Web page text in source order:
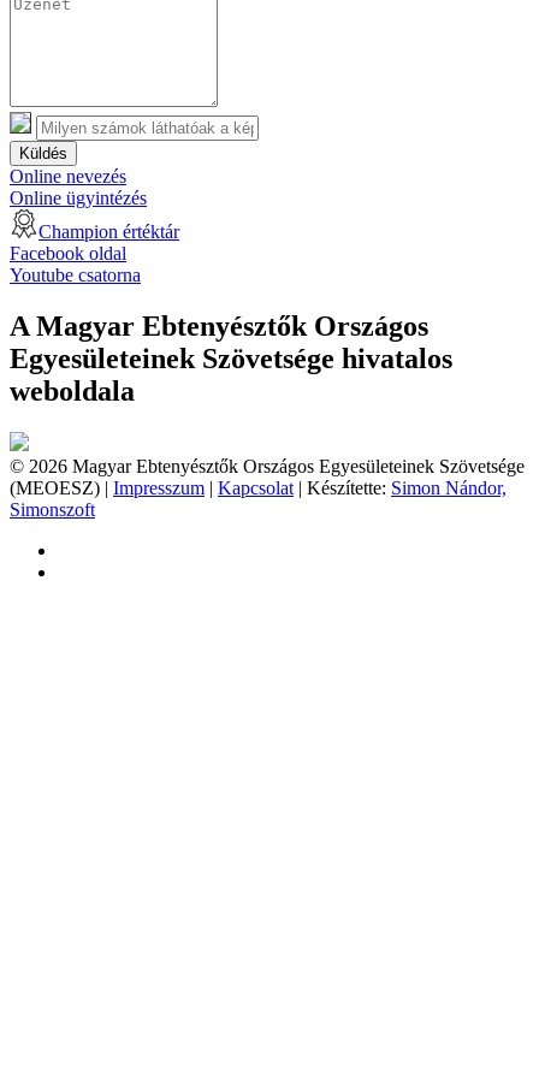
Küldés
Online nevezés
Online ügyintézés
Champion értéktár
Facebook oldal
Youtube csatorna
A Magyar Ebtenyésztők Országos
Egyesületeinek Szövetsége hivatalos
weboldala
© 2026 Magyar Ebtenyésztők Országos Egyesületeinek Szövetsége
(MEOESZ) | Impresszum | Kapcsolat | Készítette: Simon Nándor,
Simonszoft